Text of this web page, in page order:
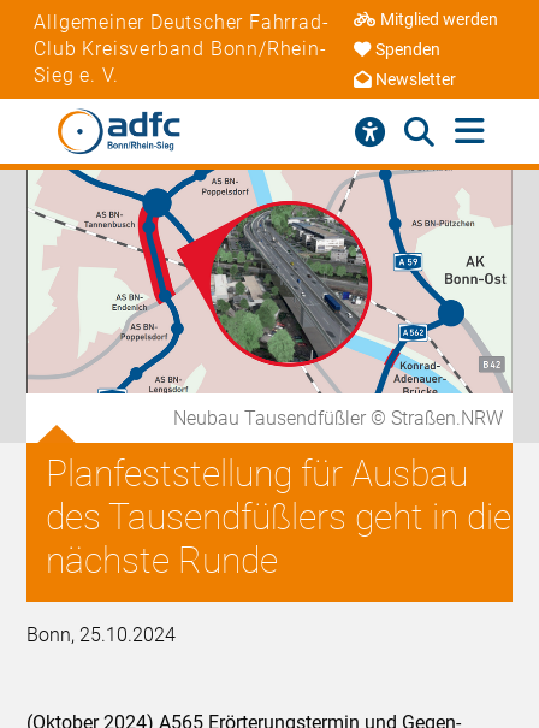
Allgemeiner Deutscher Fahrrad-
Club Kreisverband Bonn/Rhein-
Sieg e. V.
Mitglied werden
Spenden
Newsletter
Neubau Tausendfüßler © Straßen.NRW
Planfeststellung für Ausbau
des Tausendfüßlers geht in die
nächste Runde
Bonn, 25.10.2024
(Oktober 2024) A565 Erörterungstermin und Gegen-